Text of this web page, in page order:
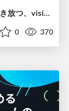
空間コンピューティングの表現力を解き放つ、visionOS開発入門：『マテリアル』を見渡す
0 370